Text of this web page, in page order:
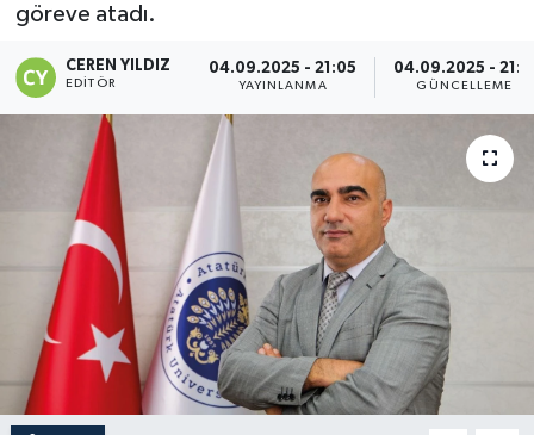
göreve atadı.
CEREN YILDIZ
EDITÖR
04.09.2025 - 21:05
YAYINLANMA
04.09.2025 -
GÜNCELLEME
Kpss - Sınav